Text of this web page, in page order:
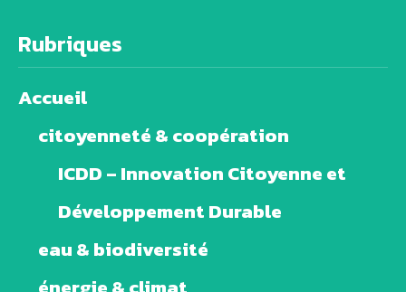
Rubriques
Accueil
citoyenneté & coopération
ICDD – Innovation Citoyenne et
Développement Durable
eau & biodiversité